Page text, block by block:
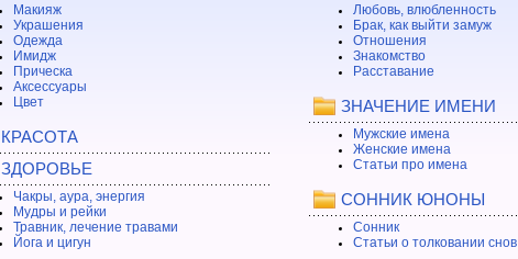
Макияж
Украшения
Одежда
Имидж
Прическа
Аксессуары
Цвет
КРАСОТА
ЗДОРОВЬЕ
Чакры, аура, энергия
Мудры и рейки
Травник, лечение травами
Йога и цигун
Любовь, влюбленность
Брак, как выйти замуж
Отношения
Знакомство
Расставание
ЗНАЧЕНИЕ ИМЕНИ
Мужские имена
Женские имена
Статьи про имена
СОННИК ЮНОНЫ
Сонник
Статьи о толковании снов